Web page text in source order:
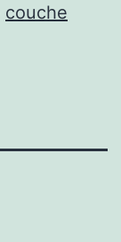
couche